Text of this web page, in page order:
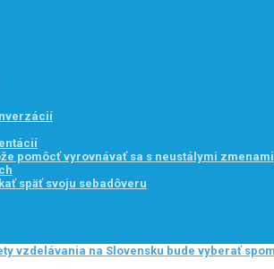
pomôcť vyrovnávať sa s neustálymi zmenami
späť svoju sebadôveru